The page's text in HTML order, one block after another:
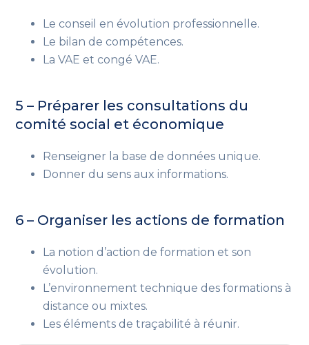
Le conseil en évolution professionnelle.
Le bilan de compétences.
La VAE et congé VAE.
5 – Préparer les consultations du
comité social et économique
Renseigner la base de données unique.
Donner du sens aux informations.
6 – Organiser les actions de formation
La notion d’action de formation et son
évolution.
L’environnement technique des formations à
distance ou mixtes.
Les éléments de traçabilité à réunir.